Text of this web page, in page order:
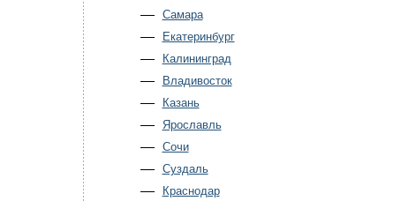
Самара
Екатеринбург
Калининград
Владивосток
Казань
Ярославль
Сочи
Суздаль
Краснодар